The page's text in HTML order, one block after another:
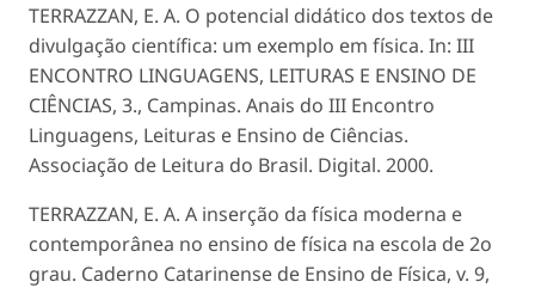
TERRAZZAN, E. A. O potencial didático dos textos de
divulgação científica: um exemplo em física. In: III
ENCONTRO LINGUAGENS, LEITURAS E ENSINO DE
CIÊNCIAS, 3., Campinas. Anais do III Encontro
Linguagens, Leituras e Ensino de Ciências.
Associação de Leitura do Brasil. Digital. 2000.
TERRAZZAN, E. A. A inserção da física moderna e
contemporânea no ensino de física na escola de 2o
grau. Caderno Catarinense de Ensino de Física, v. 9,